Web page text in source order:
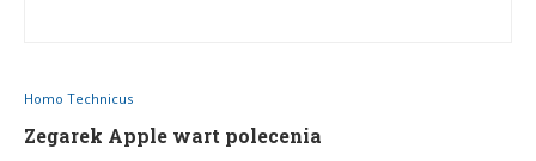
Homo Technicus
Zegarek Apple wart polecenia